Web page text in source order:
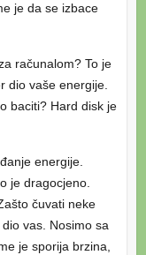
je da se izbace
računalom? To je
dio vaše energije.
baciti? Hard disk je
energije.
je dragocjeno.
čuvati neke
vas. Nosimo sa
je sporija brzina,